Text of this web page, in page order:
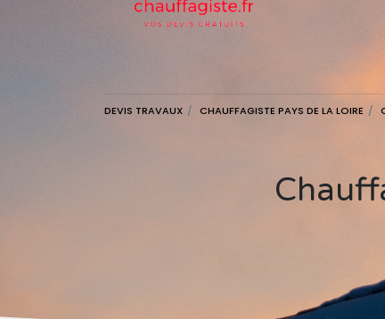
DEVIS TRAVAUX CHAUFFAGISTE PAYS DE LA LOIRE
Chauffagiste à les herbiers (85500) - devis